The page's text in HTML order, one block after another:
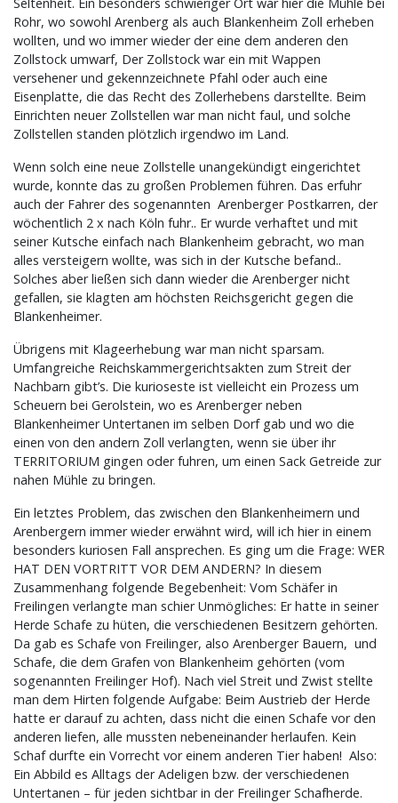
Rohr, wo sowohl Arenberg als auch Blankenheim Zoll erheben
wollten, und wo immer wieder der eine dem anderen den
Zollstock umwarf, Der Zollstock war ein mit Wappen
versehener und gekennzeichnete Pfahl oder auch eine
Eisenplatte, die das Recht des Zollerhebens darstellte. Beim
Einrichten neuer Zollstellen war man nicht faul, und solche
Zollstellen standen plötzlich irgendwo im Land.
Wenn solch eine neue Zollstelle unangekündigt eingerichtet
wurde, konnte das zu großen Problemen führen. Das erfuhr
auch der Fahrer des sogenannten Arenberger Postkarren, der
wöchentlich 2 x nach Köln fuhr.. Er wurde verhaftet und mit
seiner Kutsche einfach nach Blankenheim gebracht, wo man
alles versteigern wollte, was sich in der Kutsche befand..
Solches aber ließen sich dann wieder die Arenberger nicht
gefallen, sie klagten am höchsten Reichsgericht gegen die
Blankenheimer.
Übrigens mit Klageerhebung war man nicht sparsam.
Umfangreiche Reichskammergerichtsakten zum Streit der
Nachbarn gibt’s. Die kurioseste ist vielleicht ein Prozess um
Scheuern bei Gerolstein, wo es Arenberger neben
Blankenheimer Untertanen im selben Dorf gab und wo die
einen von den andern Zoll verlangten, wenn sie über ihr
TERRITORIUM gingen oder fuhren, um einen Sack Getreide zur
nahen Mühle zu bringen.
Ein letztes Problem, das zwischen den Blankenheimern und
Arenbergern immer wieder erwähnt wird, will ich hier in einem
besonders kuriosen Fall ansprechen. Es ging um die Frage: WER
HAT DEN VORTRITT VOR DEM ANDERN? In diesem
Zusammenhang folgende Begebenheit: Vom Schäfer in
Freilingen verlangte man schier Unmögliches: Er hatte in seiner
Herde Schafe zu hüten, die verschiedenen Besitzern gehörten.
Da gab es Schafe von Freilinger, also Arenberger Bauern, und
Schafe, die dem Grafen von Blankenheim gehörten (vom
sogenannten Freilinger Hof). Nach viel Streit und Zwist stellte
man dem Hirten folgende Aufgabe: Beim Austrieb der Herde
hatte er darauf zu achten, dass nicht die einen Schafe vor den
anderen liefen, alle mussten nebeneinander herlaufen. Kein
Schaf durfte ein Vorrecht vor einem anderen Tier haben! Also:
Ein Abbild es Alltags der Adeligen bzw. der verschiedenen
Untertanen – für jeden sichtbar in der Freilinger Schafherde.